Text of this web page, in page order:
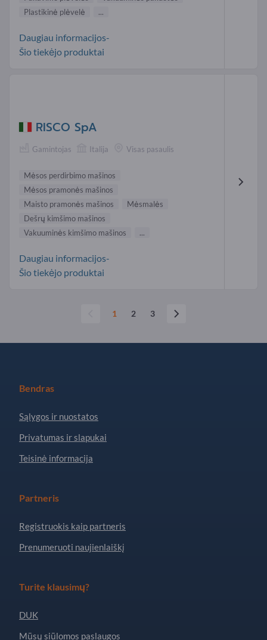
Plastikinė plėvelė
...
Daugiau informacijos-
Šio tiekėjo produktai
RISCO SpA
Gamintojas Italija Visas pasaulis
Mėsos perdirbimo mašinos
Mėsos pramonės mašinos
Maisto pramonės mašinos
Mėsmalės
Dešrų kimšimo mašinos
Vakuuminės kimšimo mašinos
...
Daugiau informacijos-
Šio tiekėjo produktai
1 2 3
Bendras
Sąlygos ir nuostatos
Privatumas ir slapukai
Teisinė informacija
Partneris
Registruokis kaip partneris
Prenumeruoti naujienlaiškį
Turite klausimų?
DUK
Mūsų siūlomos paslaugos